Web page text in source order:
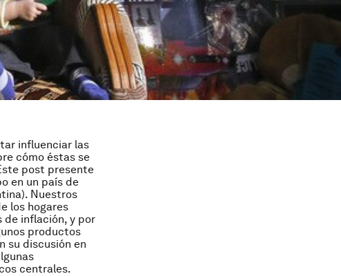
influenciar las
cómo éstas se
post presente
en un país de
Nuestros
los hogares
inflación, y por
productos
su discusión en
centrales.